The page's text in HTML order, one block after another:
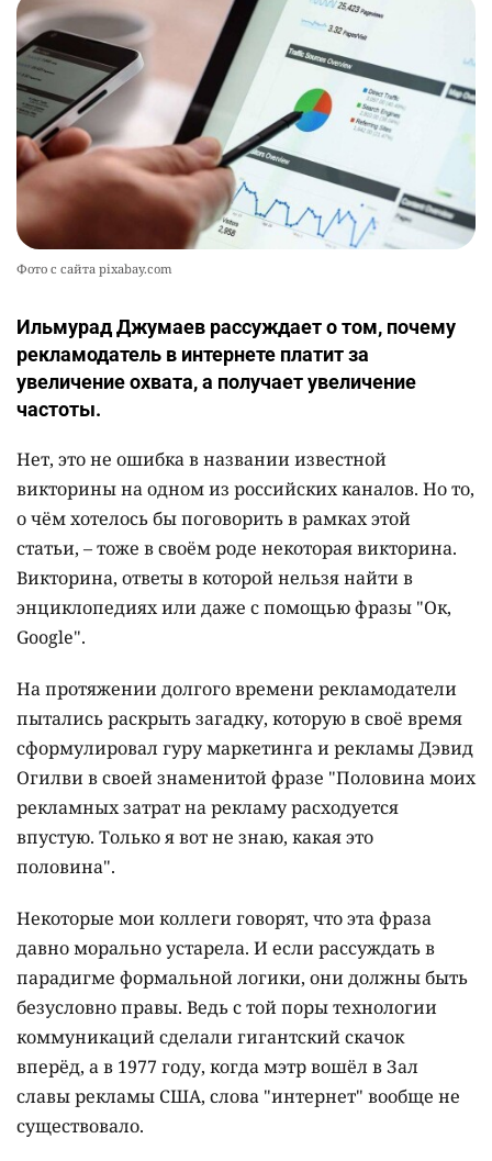
10
🪱 "Мы думаем, что правим миром, но это не
так". Как дьявольские черви меняют наше
представление о жизни на Земле
2370 13
Фото с сайта pixabay.com
Ильмурад Джумаев рассуждает о том, почему
рекламодатель в интернете платит за
увеличение охвата, а получает увеличение
частоты.
Нет, это не ошибка в названии известной
викторины на одном из российских каналов. Но то,
о чём хотелось бы поговорить в рамках этой
статьи, – тоже в своём роде некоторая викторина.
Викторина, ответы в которой нельзя найти в
энциклопедиях или даже с помощью фразы "Ок,
Google".
На протяжении долгого времени рекламодатели
пытались раскрыть загадку, которую в своё время
сформулировал гуру маркетинга и рекламы Дэвид
Огилви в своей знаменитой фразе "Половина моих
рекламных затрат на рекламу расходуется
впустую. Только я вот не знаю, какая это
половина".
Некоторые мои коллеги говорят, что эта фраза
давно морально устарела. И если рассуждать в
парадигме формальной логики, они должны быть
безусловно правы. Ведь с той поры технологии
коммуникаций сделали гигантский скачок
вперёд, а в 1977 году, когда мэтр вошёл в Зал
славы рекламы США, слова "интернет" вообще не
существовало.